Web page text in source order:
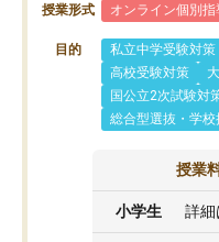
授業形式 オンライン個別指
目的 私立中学受験対策
高校受験対策
国公立2次試験対
総合型選抜・学
授業
小学生 詳細